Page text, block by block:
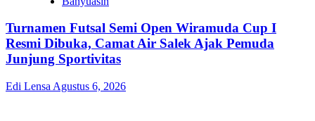
Turnamen Futsal Semi Open Wiramuda Cup I
Resmi Dibuka, Camat Air Salek Ajak Pemuda
Junjung Sportivitas
Edi Lensa Agustus 6, 2026